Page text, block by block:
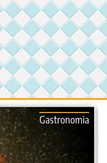
Gastronomia